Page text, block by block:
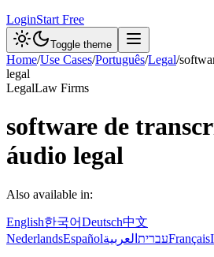
LoginStart Free
Toggle theme
Home/Use Cases/Português/Legal/
legal
LegalLaw Firms
software de
áudio legal
Also available in:
English한국어Deutsch中文
NederlandsEspañol עברית العربية Français